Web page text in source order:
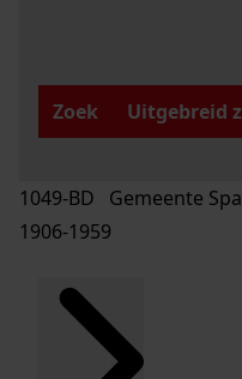
Zoek
Uitgebreid
1049-BD Gemeente
1906-1959